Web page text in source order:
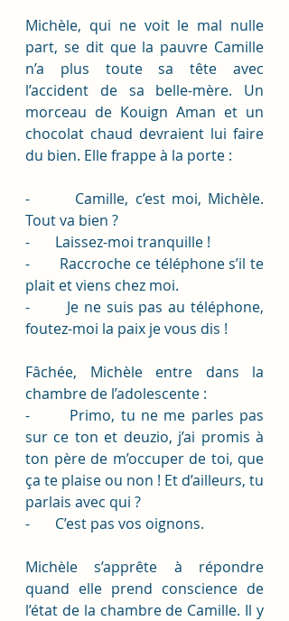
Michèle, qui ne voit le mal nulle
part, se dit que la pauvre Camille
n’a plus toute sa tête avec
l’accident de sa belle-mère. Un
morceau de Kouign Aman et un
chocolat chaud devraient lui faire
du bien. Elle frappe à la porte :
-       Camille, c’est moi, Michèle.
Tout va bien ?
-       Laissez-moi tranquille !
-       Raccroche ce téléphone s’il te
plait et viens chez moi.
-       Je ne suis pas au téléphone,
foutez-moi la paix je vous dis !
Fâchée, Michèle entre dans la
chambre de l’adolescente :
-       Primo, tu ne me parles pas
sur ce ton et deuzio, j’ai promis à
ton père de m’occuper de toi, que
ça te plaise ou non ! Et d’ailleurs, tu
parlais avec qui ?
-       C’est pas vos oignons.
Michèle s’apprête à répondre
quand elle prend conscience de
l’état de la chambre de Camille. Il y